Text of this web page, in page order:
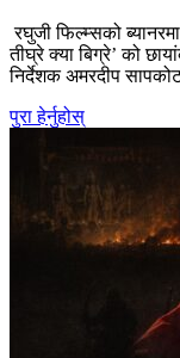
रघुजी फिल्म्सको
तीघ्रे क्या बिग्रे’ को
निर्देशक अमरदीप
पुरा हेर्नुहोस्